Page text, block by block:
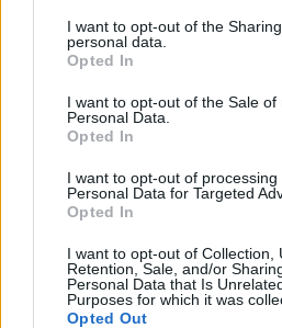
I want to opt-out of the
personal data.
Opted In
I want to opt-out of the Sale of
Personal Data.
Opted In
I want to opt-out of processing
Personal Data for Targeted
Opted In
I want to opt-out of Collection,
Retention, Sale, and/or
Personal Data that Is
Purposes for which it was
Opted Out
θανατηφόρο
27ο χλμ της
ύψος του Δ.Δ.
Δυτικής Μάνης, όταν
οδηγούσε 52χρονος
υπήκοος, με
Αρεόπολη, μπήκε στο